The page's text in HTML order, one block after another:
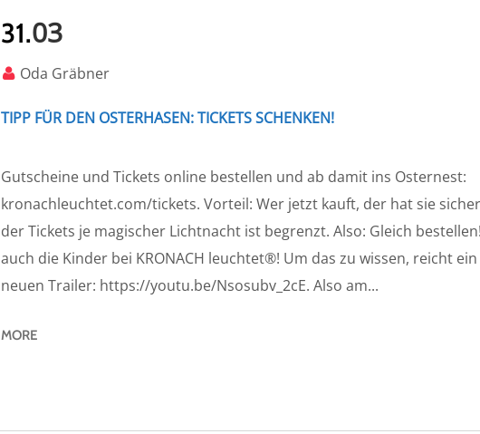
31.03
Oda Gräbner
TIPP FÜR DEN OSTERHASEN: TICKETS SCHENKEN!
Gutscheine und Tickets online bestellen und ab damit ins Osternest:
kronachleuchtet.com/tickets. Vorteil: Wer jetzt kauft, der hat sie
der Tickets je magischer Lichtnacht ist begrenzt. Also: Gleich
auch die Kinder bei KRONACH leuchtet®! Um das zu wissen, reicht
neuen Trailer: https://youtu.be/Nsosubv_2cE. Also am...
MORE